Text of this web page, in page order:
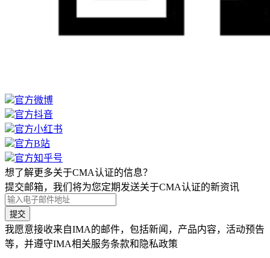
官方微博
官方抖音
官方小红书
官方B站
官方知乎号
想了解更多关于CMA认证的信息？
提交邮箱，我们将为您定期发送关于CMA认证的新资讯
提交
我愿意接收来自IMA的邮件，包括新闻，产品内容，活动预告
等，并遵守IMA相关服务条款和隐私政策